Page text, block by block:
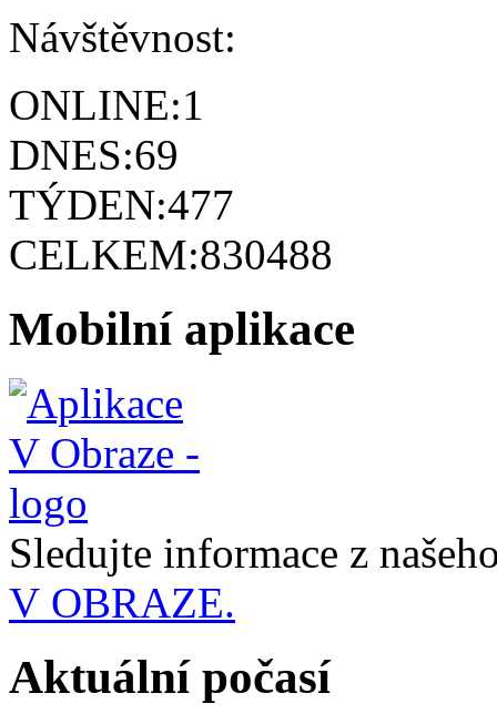
Návštěvnost:
ONLINE:1
DNES:69
TÝDEN:477
CELKEM:830488
Mobilní aplikace
Sledujte informace z
V OBRAZE.
Aktuální počasí